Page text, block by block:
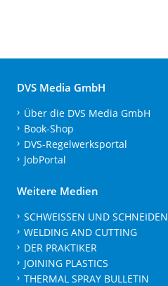
DVS Media GmbH
Über die DVS Media GmbH
Book-Shop
DVS-Regelwerksportal
JobPortal
Weitere Medien
SCHWEISSEN UND SCHNEIDEN
WELDING AND CUTTING
DER PRAKTIKER
JOINING PLASTICS
THERMAL SPRAY BULLETIN